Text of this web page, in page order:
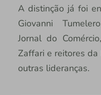
A distinção já foi
Giovanni
Jornal do
Zaffari e reitores da
outras lideranças.